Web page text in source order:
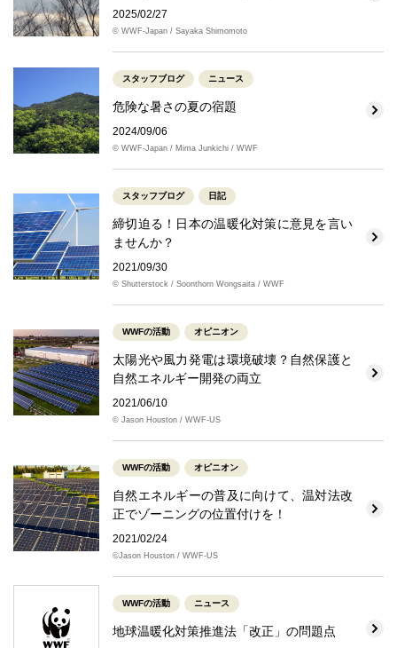
2025/02/27
© WWF-Japan / Sayaka Shimomoto
スタッフブログ ニュース
危険な暑さの夏の宿題
2024/09/06
© WWF-Japan / Mima Junkichi / WWF
スタッフブログ 日記
締切迫る！日本の温暖化対策に意見を言い
ませんか？
2021/09/30
© Shutterstock / Soonthorn Wongsaita / WWF
WWFの活動 オピニオン
太陽光や風力発電は環境破壊？自然保護と
自然エネルギー開発の両立
2021/06/10
© Jason Houston / WWF-US
WWFの活動 オピニオン
自然エネルギーの普及に向けて、温対法改
正でゾーニングの位置付けを！
2021/02/24
©Jason Houston / WWF-US
WWFの活動 ニュース
地球温暖化対策推進法「改正」の問題点